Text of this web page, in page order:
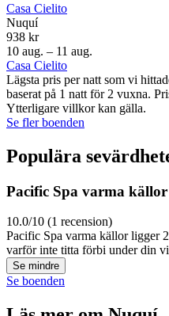
Casa Cielito
Nuquí
938 kr
10 aug. – 11 aug.
Casa Cielito
Lägsta pris per natt som vi
baserat på 1 natt för 2 vuxna.
Ytterligare villkor kan gälla.
Se fler boenden
Populära
Pacific Spa varma källor
10.0/10 (1 recension)
Pacific Spa varma källor ligger
varför inte titta förbi under din
Se mindre
Se boenden